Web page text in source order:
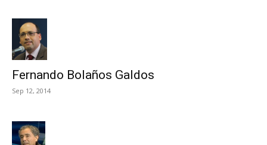
Fernando Bolaños Galdos
Sep 12, 2014